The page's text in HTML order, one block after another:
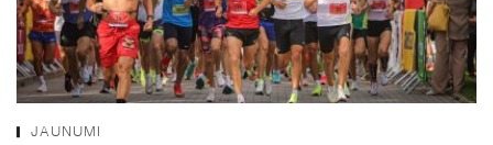
JAUNUMI